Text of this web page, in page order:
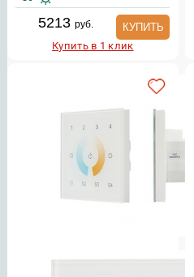
5213руб.
КУПИТЬ
Купить в 1 клик